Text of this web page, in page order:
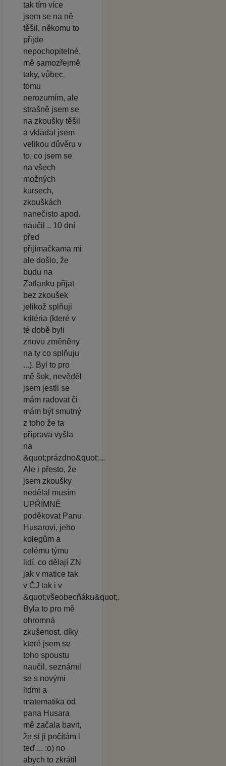
tak tím více
jsem se na ně
těšil, někomu to
přijde
nepochopitelné,
mě samozřejmě
taky, vůbec
tomu
nerozumím, ale
strašně jsem se
na zkoušky těšil
a vkládal jsem
velikou důvěru v
to, co jsem se
na všech
možných
kursech,
zkouškách
nanečisto apod.
naučil .. 10 dní
před
přijímačkama mi
ale došlo, že
budu na
Zatlanku přijat
bez zkoušek
jelikož splňuji
kritéria (které v
té době byli
znovu změněny
na ty co splňuju
...). Byl to pro
mě šok, nevěděl
jsem jestli se
mám radovat či
mám být smutný
z toho že ta
příprava vyšla
na
&quot;prázdno&quot;...
Ale i přesto, že
jsem zkoušky
nedělal musím
UPŘÍMNĚ
poděkovat Panu
Husarovi, jeho
kolegům a
celému týmu
lidí, co dělají ZN
jak v matice tak
v ČJ tak i v
&quot;všeobecňáku&quot;.
Byla to pro mě
ohromná
zkušenost, díky
které jsem se
toho spoustu
naučil, seznámil
se s novými
lidmi a
matematika od
pana Husara
mě začala bavit,
že si ji počítám i
teď ... :o) no
abych to zkrátil